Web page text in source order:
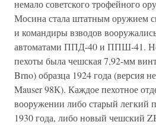
немало советского трофейного
Мосина стала штатным оружием
и командиры взводов
автоматами ППД-40 и ППШ-41.
пехоты была чешская 7,92-мм
Brno) образца 1924 года (версия
Mauser 98К). Каждое пехотное
вооружении либо старый легкий
1930 года, либо новый чешский